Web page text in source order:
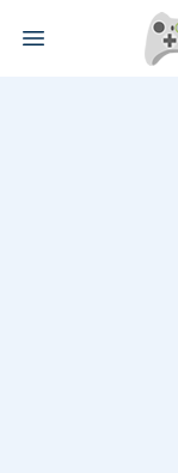
Open main